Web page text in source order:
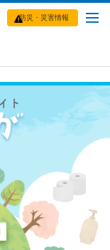
防災・災害情報